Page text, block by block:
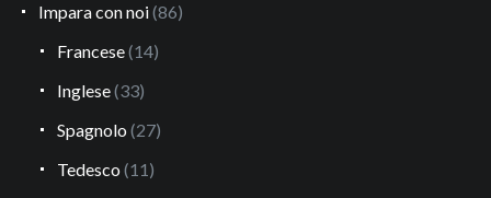
Impara con noi(86)
Francese(14)
Inglese(33)
Spagnolo (27)
Tedesco (11)